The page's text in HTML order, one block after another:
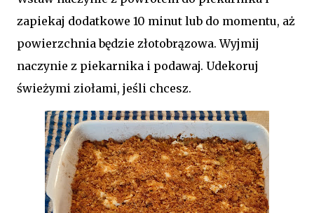
zapiekaj dodatkowe 10 minut lub do momentu, aż
powierzchnia będzie złotobrązowa. Wyjmij
naczynie z piekarnika i podawaj. Udekoruj
świeżymi ziołami, jeśli chcesz.